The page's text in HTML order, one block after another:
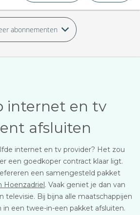
abonnementen
internet en tv
afsluiten
internet en tv provider? Het zou
een goedkoper contract klaar ligt.
een samengesteld pakket
Hoenzadriel. Vaak geniet je dan van
televisie. Bij bijna alle maatschappijen
in een twee-in-een pakket afsluiten.